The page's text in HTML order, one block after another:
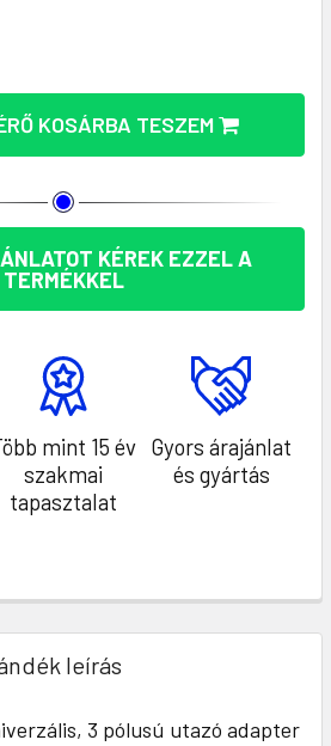
UTAZÓ ADAPTER – MO2982
PRO 3-PÓLUSÚ UTAZÓ
KOSÁRBA TESZEM
KÉREK EZZEL A
TERMÉKKEL
mint 15 év
szakmai
tapasztalat
Gyors árajánlat
és gyártás
leírás
3 pólusú utazó adapter